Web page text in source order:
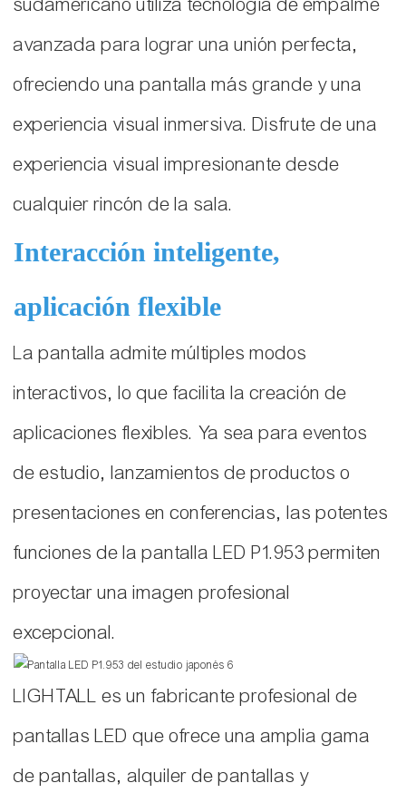
sudamericano utiliza tecnología de empalme
avanzada para lograr una unión perfecta,
ofreciendo una pantalla más grande y una
experiencia visual inmersiva. Disfrute de una
experiencia visual impresionante desde
cualquier rincón de la sala.
Interacción inteligente,
aplicación flexible
La pantalla admite múltiples modos
interactivos, lo que facilita la creación de
aplicaciones flexibles. Ya sea para eventos
de estudio, lanzamientos de productos o
presentaciones en conferencias, las potentes
funciones de la pantalla LED P1.953 permiten
proyectar una imagen profesional
excepcional.
LIGHTALL es un fabricante profesional de
pantallas LED que ofrece una amplia gama
de pantallas, alquiler de pantallas y